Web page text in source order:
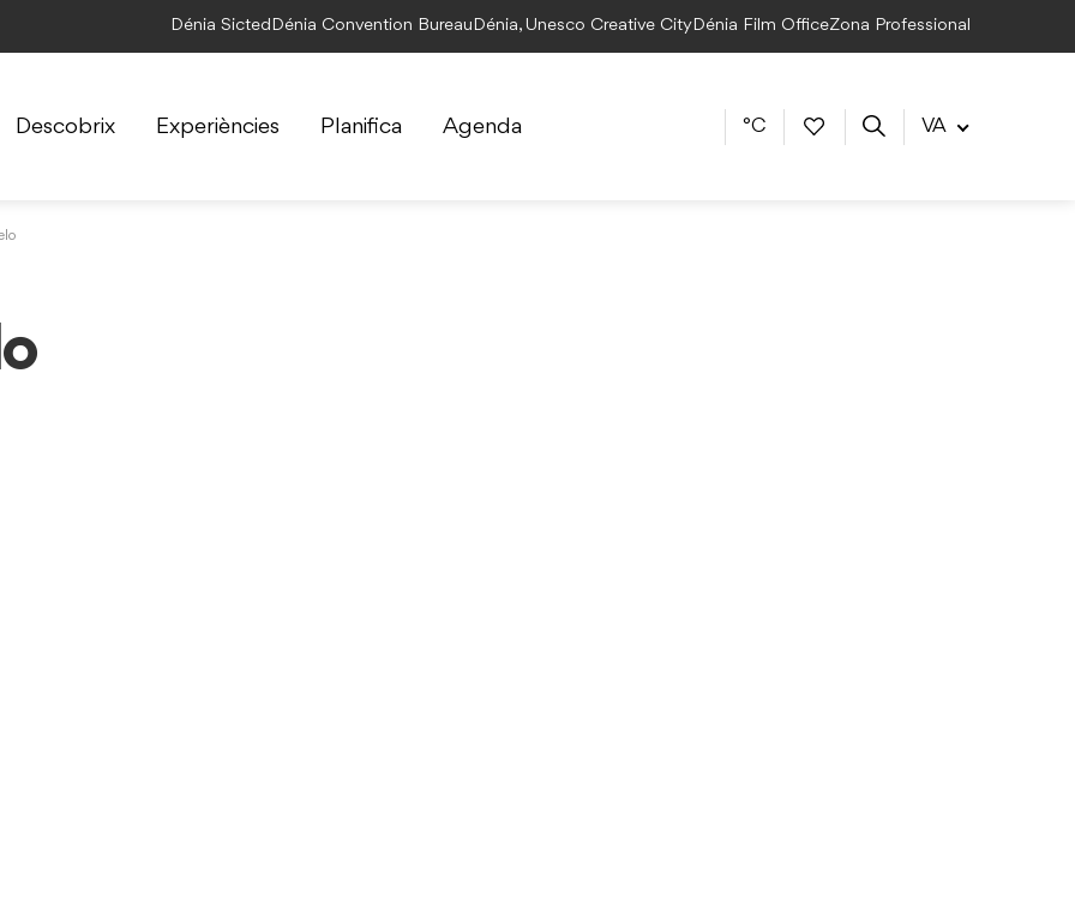
Dénia Sicted Dénia Convention Bureau Dénia, Unesco Creative CityDénia Film OfficeZona Professional
Descobrix Experiències Planifica Agenda °C VA